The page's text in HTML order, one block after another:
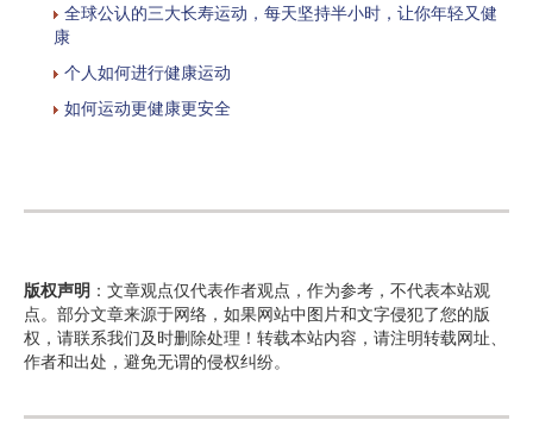
全球公认的三大长寿运动，每天坚持半小时，让你年轻又健
康
个人如何进行健康运动
如何运动更健康更安全
版权声明 ：文章观点仅代表作者观点，作为参考，不代表本站观
点。部分文章来源于网络，如果网站中图片和文字侵犯了您的版
权，请联系我们及时删除处理！转载本站内容，请注明转载网址、
作者和出处，避免无谓的侵权纠纷。